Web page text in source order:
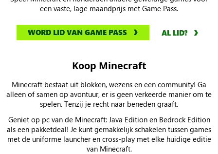
een vaste, lage maandprijs met Game Pass.
WORD LID VAN GAME PASS AL LID?
Koop Minecraft
Minecraft bestaat uit blokken, wezens en een community! Ga
alleen of samen op avontuur, er is geen verkeerde manier om te
spelen. Tenzij je recht naar beneden graaft.
Geniet op pc van de Minecraft: Java Edition en Bedrock Edition
als een pakketdeal! Je kunt gemakkelijk schakelen tussen games
met de uniforme launcher en cross-play met elke huidige editie
van Minecraft.